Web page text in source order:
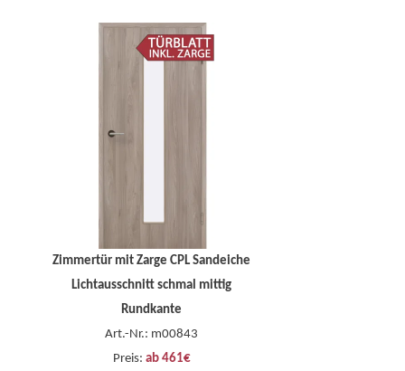
Zimmertür mit Zarge CPL Sandeiche
Lichtausschnitt schmal mittig
Rundkante
Art.-Nr.: m00843
Preis: ab 461€